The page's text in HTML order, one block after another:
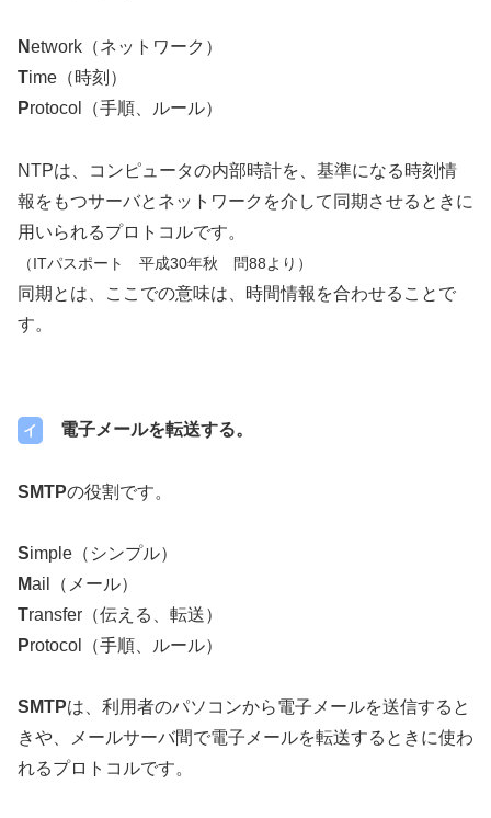
Network（ネットワーク）
Time（時刻）
Protocol（手順、ルール）
NTPは、コンピュータの内部時計を、基準になる時刻情
報をもつサーバとネットワークを介して同期させるときに
用いられるプロトコルです。
（ITパスポート 平成30年秋 問88より）
同期とは、ここでの意味は、時間情報を合わせることで
す。
イ 電子メールを転送する。
SMTPの役割です。
Simple（シンプル）
Mail（メール）
Transfer（伝える、転送）
Protocol（手順、ルール）
SMTPは、利用者のパソコンから電子メールを送信すると
きや、メールサーバ間で電子メールを転送するときに使わ
れるプロトコルです。